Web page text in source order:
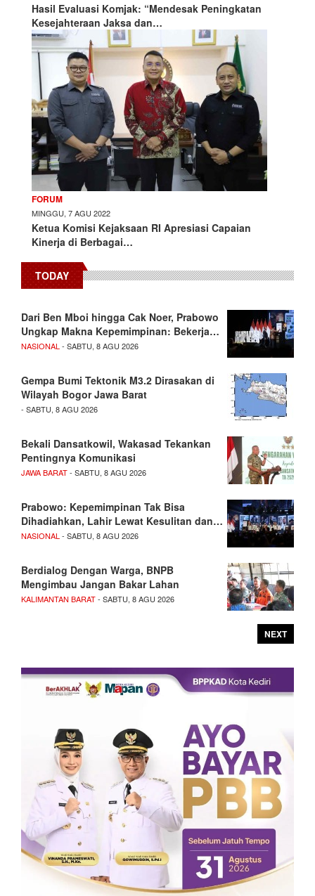
Hasil Evaluasi Komjak: “Mendesak Peningkatan
Kesejahteraan Jaksa dan…
FORUM
MINGGU, 7 AGU 2022
Ketua Komisi Kejaksaan RI Apresiasi Capaian
Kinerja di Berbagai…
TODAY
Dari Ben Mboi hingga Cak Noer, Prabowo
Ungkap Makna Kepemimpinan: Bekerja…
NASIONAL - SABTU, 8 AGU 2026
Gempa Bumi Tektonik M3.2 Dirasakan di
Wilayah Bogor Jawa Barat
- SABTU, 8 AGU 2026
Bekali Dansatkowil, Wakasad Tekankan
Pentingnya Komunikasi
JAWA BARAT- SABTU, 8 AGU 2026
Prabowo: Kepemimpinan Tak Bisa
Dihadiahkan, Lahir Lewat Kesulitan dan…
NASIONAL - SABTU, 8 AGU 2026
Berdialog Dengan Warga, BNPB
Mengimbau Jangan Bakar Lahan
KALIMANTAN BARAT- SABTU, 8 AGU 2026
NEXT